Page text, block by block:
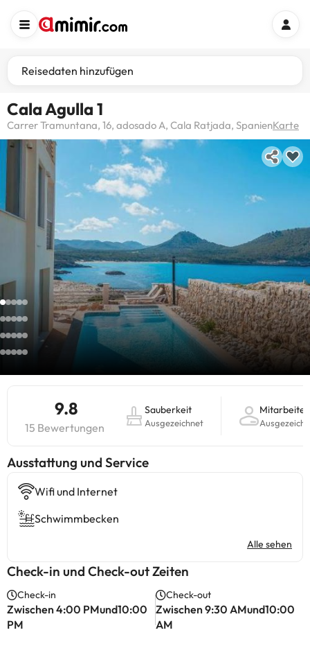
Reisedaten hinzufügen
Cala Agulla 1
Carrer Tramuntana, 16, adosado A, Cala Ratjada, SpanienKarte
9.8
15 Bewertungen
Sauberkeit
Ausgezeichnet
Mitarbeiter
​Ausstattung und Service
Wifi und Internet
Schwimmbecken
Alle sehen
Check-in und Check-out Zeiten
Check-in
Zwischen 4:00 PMund10:00
PM
Check-out
Zwischen 9:30 AMund10:00
AM